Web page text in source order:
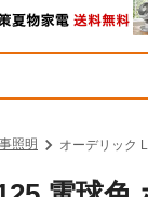
照明 オーデリック